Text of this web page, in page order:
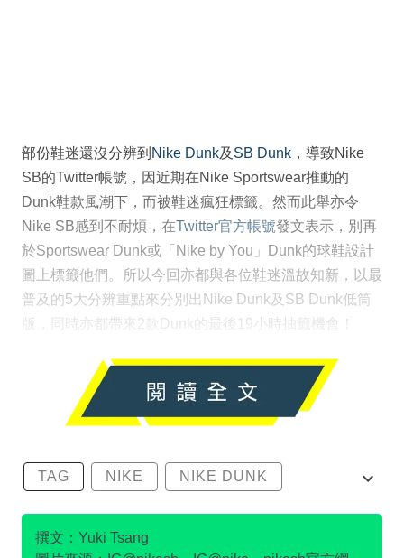
部份鞋迷還沒分辨到 Nike Dunk及 SB Dunk ，導致Nike
SB的Twitter帳號，因近期在Nike Sportswear推動的
Dunk鞋款風潮下，而被鞋迷瘋狂標籤。然而此舉亦令
Nike SB感到不耐煩，在Twitter官方帳號發文表示，別再
於Sportswear Dunk或「Nike by You」Dunk的球鞋設計
圖上標籤他們。所以今回亦都與各位鞋迷溫故知新，以最
普及的5大分辨重點來分別出Nike Dunk及SB Dunk低筒
版，同時亦都帶來2款Dunk的最後19小時抽籤機會！
TAG NIKE NIKE DUNK
SB DUNK
撰文：Yuki Tsang